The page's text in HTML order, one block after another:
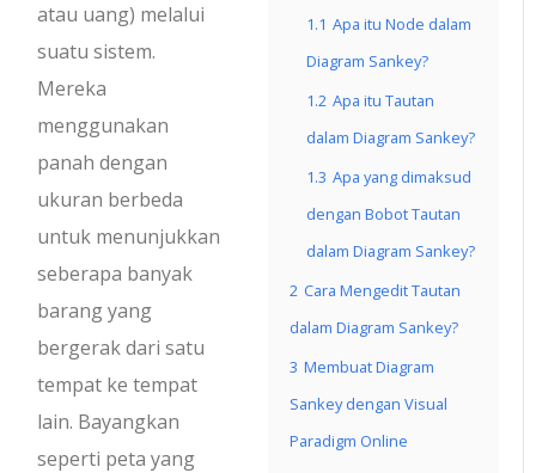
1.1 Apa itu Node dalam
Diagram Sankey?
1.2 Apa itu Tautan
dalam Diagram Sankey?
1.3 Apa yang dimaksud
dengan Bobot Tautan
dalam Diagram Sankey?
2 Cara Mengedit Tautan
dalam Diagram Sankey?
3 Membuat Diagram
Sankey dengan Visual
Paradigm Online
atau uang) melalui
suatu sistem.
Mereka
menggunakan
panah dengan
ukuran berbeda
untuk menunjukkan
seberapa banyak
barang yang
bergerak dari satu
tempat ke tempat
lain. Bayangkan
seperti peta yang